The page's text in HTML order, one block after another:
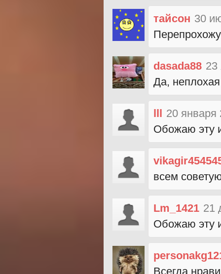
тайсон 30
dasada88 23
Да,
lll 20 января
Обожаю эту
всем
Lm_1421 21
Обожаю эту
Всегда